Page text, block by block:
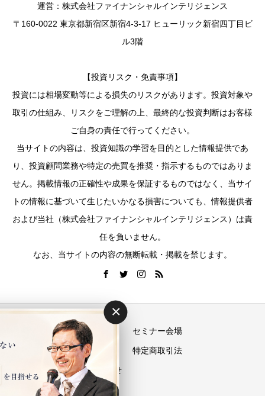
運営：株式会社ファイナンシャルインテリジェンス
〒160-0022 東京都新宿区新宿4-3-17 ヒューリック新宿四丁目ビ
ル3階
【投資リスク・免責事項】
投資には相場変動等による損失のリスクがあります。投資対象や
取引の仕組み、リスクをご理解の上、最終的な投資判断はお客様
ご自身の責任で行ってください。
当サイトの内容は、投資知識の学習を目的とした情報提供であ
り、投資顧問業務や特定の売買を推奨・指示するものではありま
せん。掲載情報の正確性や成果を保証するものではなく、当サイ
トの情報に基づいて生じたいかなる損害についても、情報提供者
および当社（株式会社ファイナンシャルインテリジェンス）は責
任を負いません。
なお、当サイトの内容の無断転載・掲載を禁じます。
セミナー会場
プライバシーポリシー 特定商取引法
お問い合わせ
×